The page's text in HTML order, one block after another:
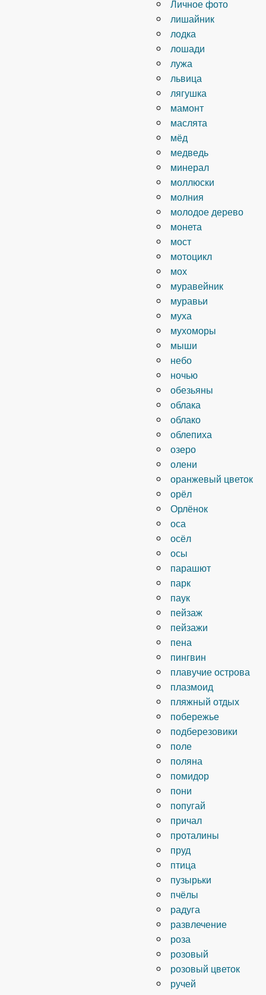
Личное фото
лишайник
лодка
лошади
лужа
львица
лягушка
мамонт
маслята
мёд
медведь
минерал
моллюски
молния
молодое дерево
монета
мост
мотоцикл
мох
муравейник
муравьи
муха
мухоморы
мыши
небо
ночью
обезьяны
облака
облако
облепиха
озеро
олени
оранжевый цветок
орёл
Орлёнок
оса
осёл
осы
парашют
парк
паук
пейзаж
пейзажи
пена
пингвин
плавучие острова
плазмоид
пляжный отдых
побережье
подберезовики
поле
поляна
помидор
пони
попугай
причал
проталины
пруд
птица
пузырьки
пчёлы
радуга
развлечение
роза
розовый
розовый цветок
ручей